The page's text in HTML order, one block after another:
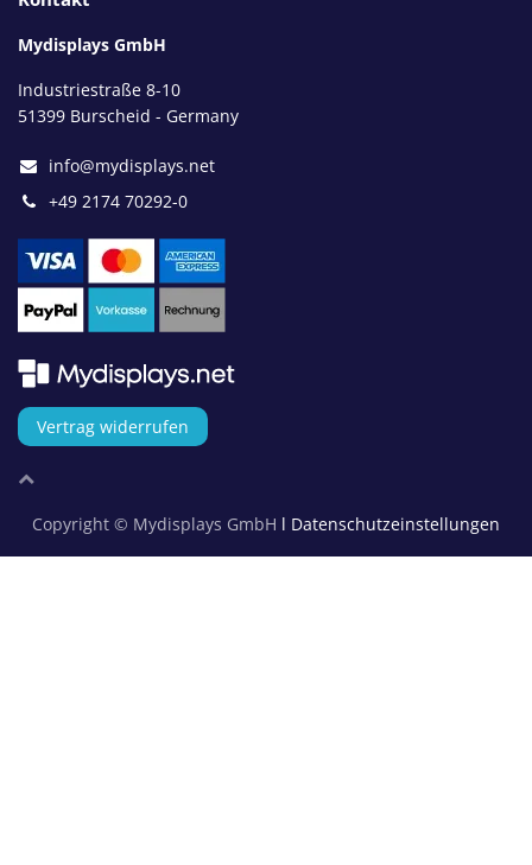
Mydisplays GmbH
Industriestraße 8-10
51399 Burscheid - Germany
info@mydisplays.net
+49 2174 70292-0
Vertrag widerrufen
Copyright © Mydisplays GmbH l Datenschutzeinstellungen